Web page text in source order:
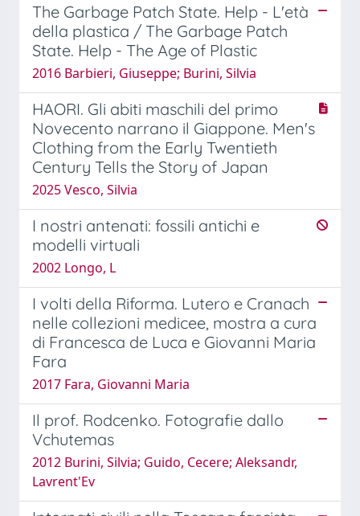
The Garbage Patch State. Help - L'età
della plastica / The Garbage Patch
State. Help - The Age of Plastic
2016 Barbieri, Giuseppe; Burini, Silvia
HAORI. Gli abiti maschili del primo
Novecento narrano il Giappone. Men's
Clothing from the Early Twentieth
Century Tells the Story of Japan
2025 Vesco, Silvia
I nostri antenati: fossili antichi e
modelli virtuali
2002 Longo, L
I volti della Riforma. Lutero e Cranach
nelle collezioni medicee, mostra a cura
di Francesca de Luca e Giovanni Maria
Fara
2017 Fara, Giovanni Maria
Il prof. Rodcenko. Fotografie dallo
Vchutemas
2012 Burini, Silvia; Guido, Cecere; Aleksandr,
Lavrent'Ev